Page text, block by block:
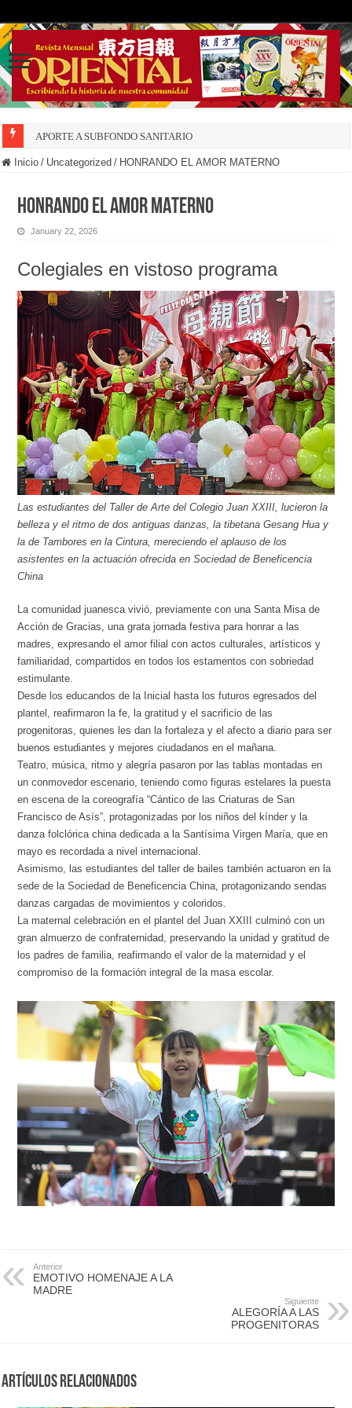
APORTE A SUBFONDO SANITARIO
Inicio / Uncategorized / HONRANDO EL AMOR MATERNO
HONRANDO EL AMOR MATERNO
January 22, 2026
Colegiales en vistoso programa
Las estudiantes del Taller de Arte del Colegio Juan XXIII, lucieron la
belleza y el ritmo de dos antiguas danzas, la tibetana Gesang Hua y
la de Tambores en la Cintura, mereciendo el aplauso de los
asistentes en la actuación ofrecida en Sociedad de Beneficencia
China
La comunidad juanesca vivió, previamente con una Santa Misa de
Acción de Gracias, una grata jornada festiva para honrar a las
madres, expresando el amor filial con actos culturales, artísticos y
familiaridad, compartidos en todos los estamentos con sobriedad
estimulante.
Desde los educandos de la Inicial hasta los futuros egresados del
plantel, reafirmaron la fe, la gratitud y el sacrificio de las
progenitoras, quienes les dan la fortaleza y el afecto a diario para ser
buenos estudiantes y mejores ciudadanos en el mañana.
Teatro, música, ritmo y alegría pasaron por las tablas montadas en
un conmovedor escenario, teniendo como figuras estelares la puesta
en escena de la coreografía “Cántico de las Criaturas de San
Francisco de Asís”, protagonizadas por los niños del kínder y la
danza folclórica china dedicada a la Santísima Virgen María, que en
mayo es recordada a nivel internacional.
Asimismo, las estudiantes del taller de bailes también actuaron en la
sede de la Sociedad de Beneficencia China, protagonizando sendas
danzas cargadas de movimientos y coloridos.
La maternal celebración en el plantel del Juan XXIII culminó con un
gran almuerzo de confraternidad, preservando la unidad y gratitud de
los padres de familia, reafirmando el valor de la maternidad y el
compromiso de la formación integral de la masa escolar.
Anterior
EMOTIVO HOMENAJE A LA
MADRE
Siguiente
ALEGORÍA A LAS
PROGENITORAS
Artículos Relacionados